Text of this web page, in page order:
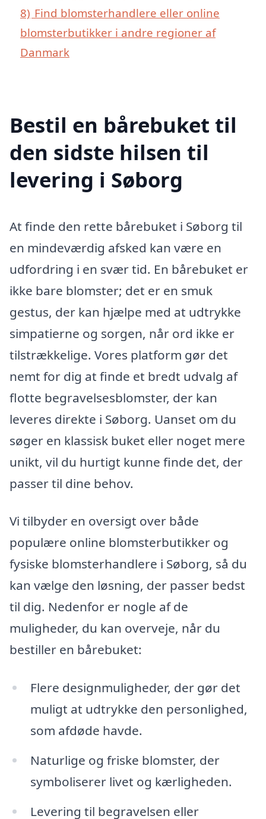
8) Find blomsterhandlere eller online
blomsterbutikker i andre regioner af
Danmark
Bestil en bårebuket til
den sidste hilsen til
levering i Søborg
At finde den rette bårebuket i Søborg til
en mindeværdig afsked kan være en
udfordring i en svær tid. En bårebuket er
ikke bare blomster; det er en smuk
gestus, der kan hjælpe med at udtrykke
simpatierne og sorgen, når ord ikke er
tilstrækkelige. Vores platform gør det
nemt for dig at finde et bredt udvalg af
flotte begravelsesblomster, der kan
leveres direkte i Søborg. Uanset om du
søger en klassisk buket eller noget mere
unikt, vil du hurtigt kunne finde det, der
passer til dine behov.
Vi tilbyder en oversigt over både
populære online blomsterbutikker og
fysiske blomsterhandlere i Søborg, så du
kan vælge den løsning, der passer bedst
til dig. Nedenfor er nogle af de
muligheder, du kan overveje, når du
bestiller en bårebuket:
Flere designmuligheder, der gør det
muligt at udtrykke den personlighed,
som afdøde havde.
Naturlige og friske blomster, der
symboliserer livet og kærligheden.
Levering til begravelsen eller